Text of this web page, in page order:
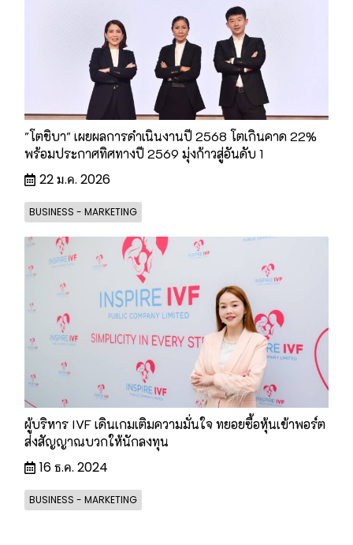
"โตชิบา" เผยผลการดำเนินงานปี 2568 โตเกินคาด 22%
พร้อมประกาศทิศทางปี 2569 มุ่งก้าวสู่อันดับ 1
22 ม.ค. 2026
BUSINESS - MARKETING
ผู้บริหาร IVF เดินเกมเติมความมั่นใจ ทยอยซื้อหุ้นเข้าพอร์ต
ส่งสัญญาณบวกให้นักลงทุน
16 ธ.ค. 2024
BUSINESS - MARKETING